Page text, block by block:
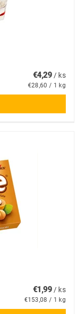
€4,29 / ks
€28,60 / 1 kg
€1,99 / ks
€153,08 / 1 kg